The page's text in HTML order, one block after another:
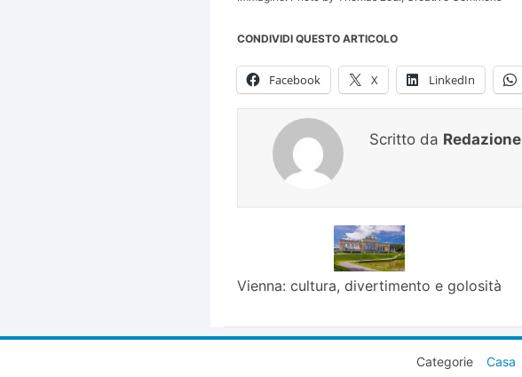
CONDIVIDI QUESTO ARTICOLO
Facebook X LinkedIn
Scritto da Redazione
Vienna: cultura, divertimento e golosità
Categorie Casa